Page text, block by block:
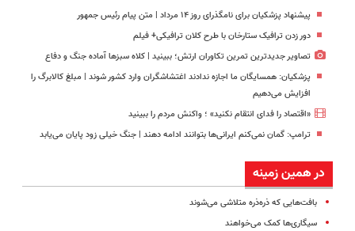
پیشنهاد پزشکیان برای نامگذرای روز ۱۴ مرداد | متن پیام رئیس جمهور
دور زدن ترافیک ستارخان با طرح کلان ترافیکی+ فیلم
تصاویر جدیدترین تمرین تکاوران ارتش؛ ببینید | کلاه سبزها آماده جنگ و دفاع
پزشکیان: همسایگان ما اجازه ندادند اغتشاشگران وارد کشور شوند | مبلغ کالابرگ را
افزایش می‌دهیم
«اقتصاد را فدای انتقام نکنید» ؛ واکنش مردم را ببینید
ترامپ: گمان نمی‌کنم ایرانی‌ها بتوانند ادامه دهند | جنگ خیلی زود پایان می‌یابد
در همین زمینه
بافت‌هایی که ذره‌ذره متلاشی می‌شوند
سیگاری‌ها کمک می‌خواهند